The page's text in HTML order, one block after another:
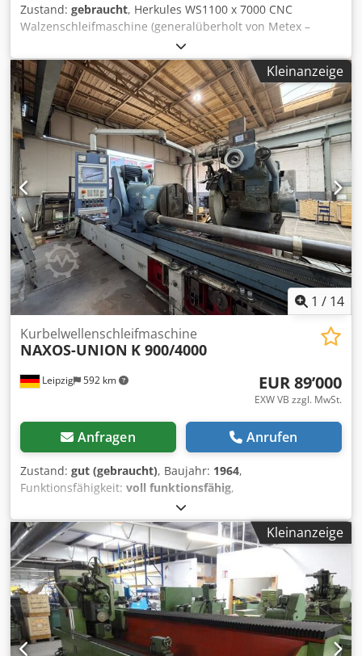
Zustand: gebraucht, Herkules WS1100 x 7000 CNC
Walzenschleifmaschine (generalüberholt von Metex –
Baujahr 2011) Modell WS1100 x 7000, 18 Tonnen Kapazität
1100 mm Umlaufdurchmesser 7000 mm Spitzenweite
Einzelschlitten 700 mm Spannfutter Dodpjy U Hc Isfx
Acqokr Lismar Walzenprüfsystem Späneförderer Siemens
Sinumerik 840 DSL Steuerung Schutzeinhausung
Kleinanzeige
1 / 14
Leipzig 592 km
Kurbelwellenschleifmaschine
NAXOS-UNION K 900/4000
EUR 89’000
EXW VB zzgl. MwSt.
Anfragen Anrufen
Zustand: gut (gebraucht), Baujahr: 1964,
Funktionsfähigkeit: voll funktionsfähig,
Maschinen-/Fahrzeugnummer:
(max.):10’000 kg, Verfahrweg X-Achse:4’200 mm,
Verfahrweg Z-Achse:4’000 mm, Schleifdurchmesser:1’100
mm, Schleiflänge:4’000 mm, Naxos Union
Kurbelwellenschleifmaschine. Schleiflänge 4000 mm
Dedpfjyl S N Hox Acqekr
Kleinanzeige